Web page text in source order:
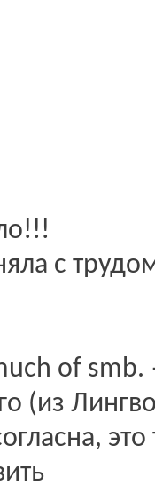
с
of smb.
(из